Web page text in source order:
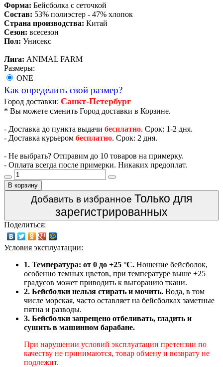
Форма: Бейсболка с сеточкой
Состав: 53% полиэстер - 47% хлопок
Страна производства: Китай
Сезон: всесезон
Пол: Унисекс
Лига: ANIMAL FARM
Размеры:
ONE
Как определить свой размер?
Город доставки: Санкт-Петербург
* Вы можете сменить Город доставки в Корзине.
- Доставка до пункта выдачи бесплатно. Срок: 1-2 дня.
- Доставка курьером бесплатно. Срок: 2 дня.
- Не выбрать? Отправим до 10 товаров на примерку.
- Оплата всегда после примерки. Никаких предоплат.
В корзину
Добавить в избранное Только для
зарегистрированных
Поделиться:
Условия эксплуатации:
1. Температура: от 0 до +25 °C. Ношение бейсболок,
особенно темных цветов, при температуре выше +25
градусов может приводить к выгоранию ткани.
2. Бейсболки нельзя стирать и мочить. Вода, в том
числе морская, часто оставляет на бейсболках заметные
пятна и разводы.
3. Бейсболки запрещено отбеливать, гладить и
сушить в машинном барабане.
При нарушении условий эксплуатации претензии по
качеству не принимаются, товар обмену и возврату не
подлежит.